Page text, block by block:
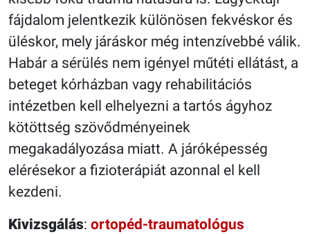
fájdalom jelentkezik különösen fekvéskor és
üléskor, mely járáskor még intenzívebbé válik.
Habár a sérülés nem igényel műtéti ellátást, a
beteget kórházban vagy rehabilitációs
intézetben kell elhelyezni a tartós ágyhoz
kötöttség szövődményeinek
megakadályozása miatt. A járóképesség
elérésekor a fizioterápiát azonnal el kell
kezdeni.
Kivizsgálás: ortopéd-traumatológus